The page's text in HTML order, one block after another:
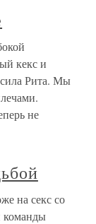
кекс и
Рита. Мы
не
на секс со
команды